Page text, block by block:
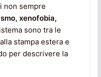
non sempre
xenofobia,
sono tra le
stampa estera e
per descrivere la